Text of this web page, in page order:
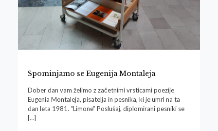
Spominjamo se Eugenija Montaleja
Dober dan vam želimo z začetnimi vrsticami poezije
Eugenia Montaleja, pisatelja in pesnika, ki je umrl na ta
dan leta 1981. “Limone” Poslušaj, diplomirani pesniki se
[…]